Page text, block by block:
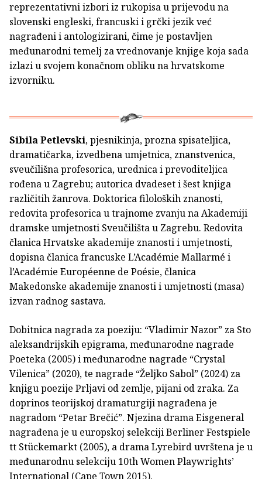
reprezentativni izbori iz rukopisa u prijevodu na
slovenski engleski, francuski i grčki jezik već
nagrađeni i antologizirani, čime je postavljen
međunarodni temelj za vrednovanje knjige koja sada
izlazi u svojem konačnom obliku na hrvatskome
izvorniku.
Sibila Petlevski, pjesnikinja, prozna spisateljica,
dramatičarka, izvedbena umjetnica, znanstvenica,
sveučilišna profesorica, urednica i prevoditeljica
rođena u Zagrebu; autorica dvadeset i šest knjiga
različitih žanrova. Doktorica filoloških znanosti,
redovita profesorica u trajnome zvanju na Akademiji
dramske umjetnosti Sveučilišta u Zagrebu. Redovita
članica Hrvatske akademije znanosti i umjetnosti,
dopisna članica francuske L’Académie Mallarmé i
l’Académie Européenne de Poésie, čla­nica
Makedonske akademije znanosti i umjetnosti (masa)
izvan radnog sastava.
Dobitnica nagrada za poeziju: “Vladimir Nazor” za Sto
aleksandrijskih epigrama, međunarodne nagrade
Poe­teka (2005) i međunarodne nagrade “Crystal
Vilenica” (2020), te nagrade “Željko Sabol” (2024) za
knjigu poezije Prljavi od zemlje, pijani od zraka. Za
doprinos teorijskoj dramaturgiji nagrađena je
nagradom “Petar Brečić”. Njezina drama Eisge­neral
nagrađena je u europskoj selekciji Berliner Festspiele
tt Stückemarkt (2005), a drama Lyrebird uvrštena je u
međuna­rodnu selekciju 10th Women Playwrights’
International (Cape Town 2015).